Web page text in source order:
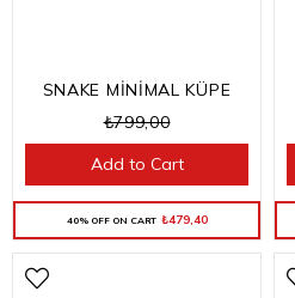
SNAKE MİNİMAL KÜPE
₺799,00
40% OFF ON CART ₺479,40
Add to Cart